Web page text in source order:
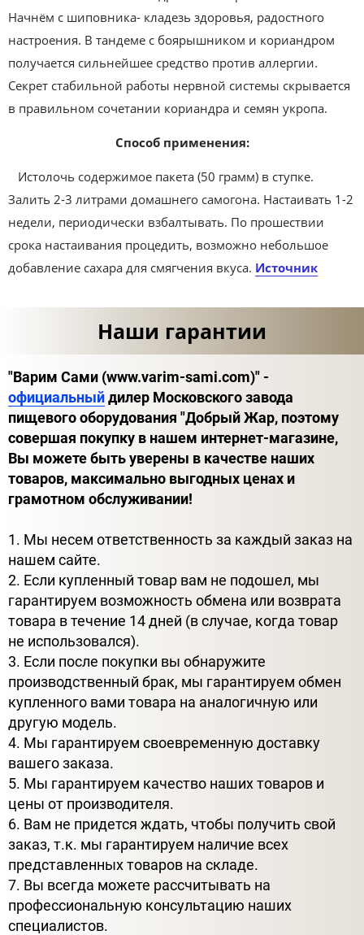
Начнём с шиповника- кладезь здоровья, радостного
настроения. В тандеме с боярышником и кориандром
получается сильнейшее средство против аллергии.
Секрет стабильной работы нервной системы скрывается
в правильном сочетании кориандра и семян укропа.
Способ применения:
Истолочь содержимое пакета (50 грамм) в ступке.
Залить 2-3 литрами домашнего самогона. Настаивать 1-2
недели, периодически взбалтывать. По прошествии
срока настаивания процедить, возможно небольшое
добавление сахара для смягчения вкуса. Источник
Наши гарантии
"Варим Сами (www.varim-sami.com)" -
официальныйдилер Московского завода
пищевого оборудования "Добрый Жар, поэтому
совершая покупку в нашем интернет-магазине,
Вы можете быть уверены в качестве наших
товаров, максимально выгодных ценах и
грамотном обслуживании!
1. Мы несем ответственность за каждый заказ на
нашем сайте.
2. Если купленный товар вам не подошел, мы
гарантируем возможность обмена или возврата
товара в течение 14 дней (в случае, когда товар
не использовался).
3. Если после покупки вы обнаружите
производственный брак, мы гарантируем обмен
купленного вами товара на аналогичную или
другую модель.
4. Мы гарантируем своевременную доставку
вашего заказа.
5. Мы гарантируем качество наших товаров и
цены от производителя.
6. Вам не придется ждать, чтобы получить свой
заказ, т.к. мы гарантируем наличие всех
представленных товаров на складе.
7. Вы всегда можете рассчитывать на
профессиональную консультацию наших
специалистов.